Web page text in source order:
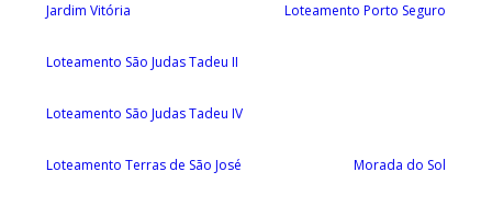
Jardim Vitória Loteamento Porto Seguro
Loteamento São Judas Tadeu II
Loteamento São Judas Tadeu IV
Loteamento Terras de São José Morada do Sol